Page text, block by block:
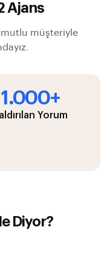
Ajans
mutlu müşteriyle
1.000+
Yorum
Diyor?